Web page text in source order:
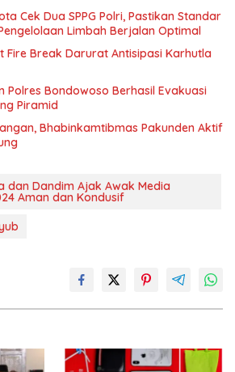
Cek Dua SPPG Polri, Pastikan Standar
Limbah Berjalan Optimal
Fire Break Darurat Antisipasi Karhutla
Polres Bondowoso Berhasil Evakuasi
Piramid
Bhabinkamtibmas Pakunden Aktif
dan Dandim Ajak Awak Media
Aman dan Kondusif